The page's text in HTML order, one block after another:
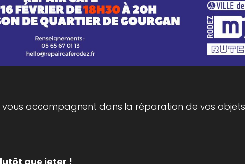
vous accompagnent dans la réparation de vos objets
que jeter !